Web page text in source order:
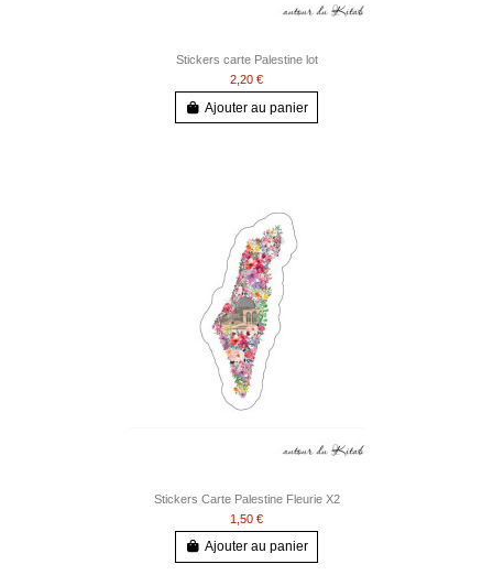
Stickers carte Palestine lot
2,20 €
Ajouter au panier
Stickers Carte Palestine Fleurie X2
1,50 €
Ajouter au panier